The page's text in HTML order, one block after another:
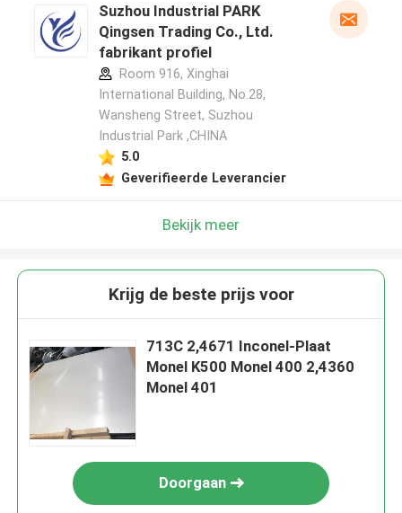
Suzhou Industrial PARK
Qingsen Trading Co., Ltd.
fabrikant profiel
Room 916, Xinghai
International Building, No.28,
Wansheng Street, Suzhou
Industrial Park ,CHINA
5.0
Geverifieerde Leverancier
Bekijk meer
Krijg de beste prijs voor
713C 2,4671 Inconel-Plaat
Monel K500 Monel 400 2,4360
Monel 401
Doorgaan